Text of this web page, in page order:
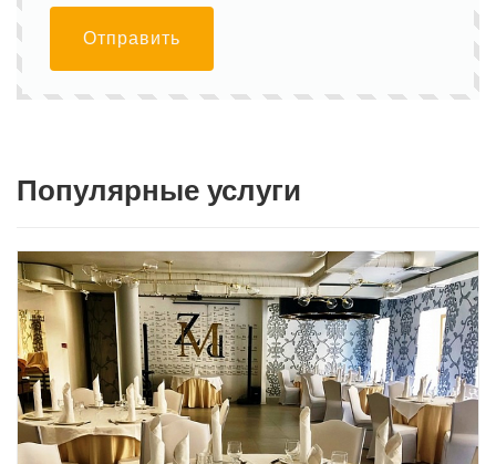
Отправить
Популярные услуги